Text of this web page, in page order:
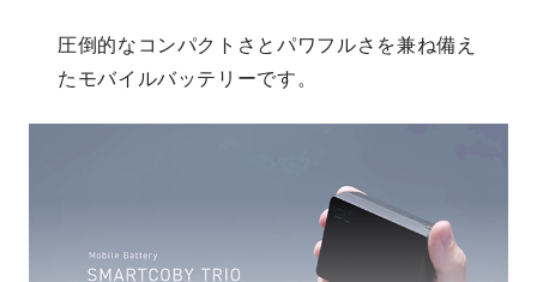
圧倒的なコンパクトさとパワフルさを兼ね備え
たモバイルバッテリーです。